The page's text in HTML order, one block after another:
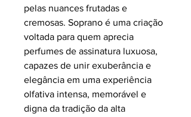
pelas nuances frutadas e
cremosas. Soprano é uma criação
voltada para quem aprecia
perfumes de assinatura luxuosa,
capazes de unir exuberância e
elegância em uma experiência
olfativa intensa, memorável e
digna da tradição da alta